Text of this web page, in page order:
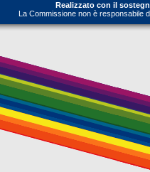
Realizzato con il
La Commissione non è responsabile